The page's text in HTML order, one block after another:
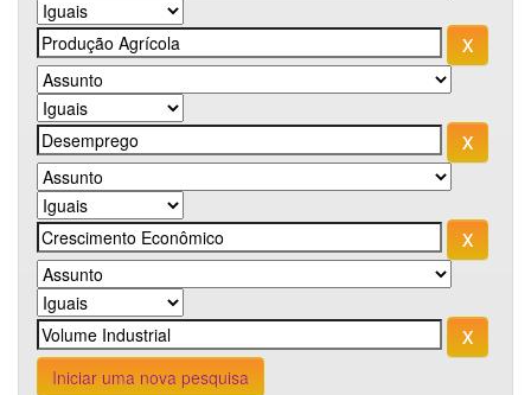
Iniciar uma nova pesquisa